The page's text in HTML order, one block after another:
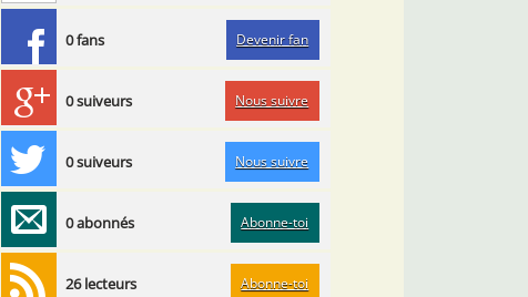
0 fans Devenir fan
0 suiveurs Nous suivre
0 suiveurs Nous suivre
0 abonnés Abonne-toi
26 lecteurs Abonne-toi